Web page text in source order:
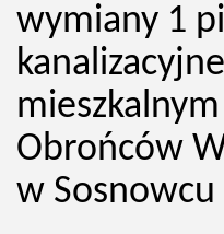
wymiany 1
Obrońców
w Sosnowcu